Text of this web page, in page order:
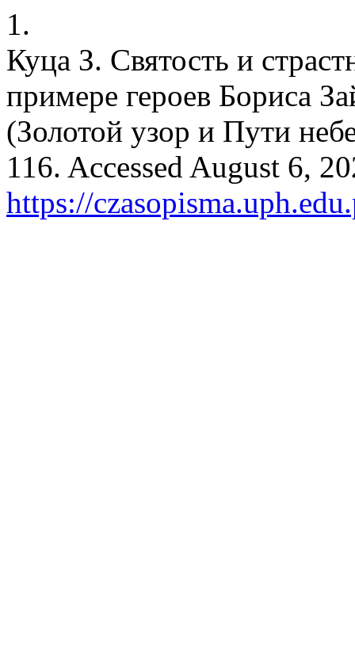
1.
Куца З. Святость и
примере героев Бориса
(Золотой узор и Пути
116. Accessed August 6,
https://